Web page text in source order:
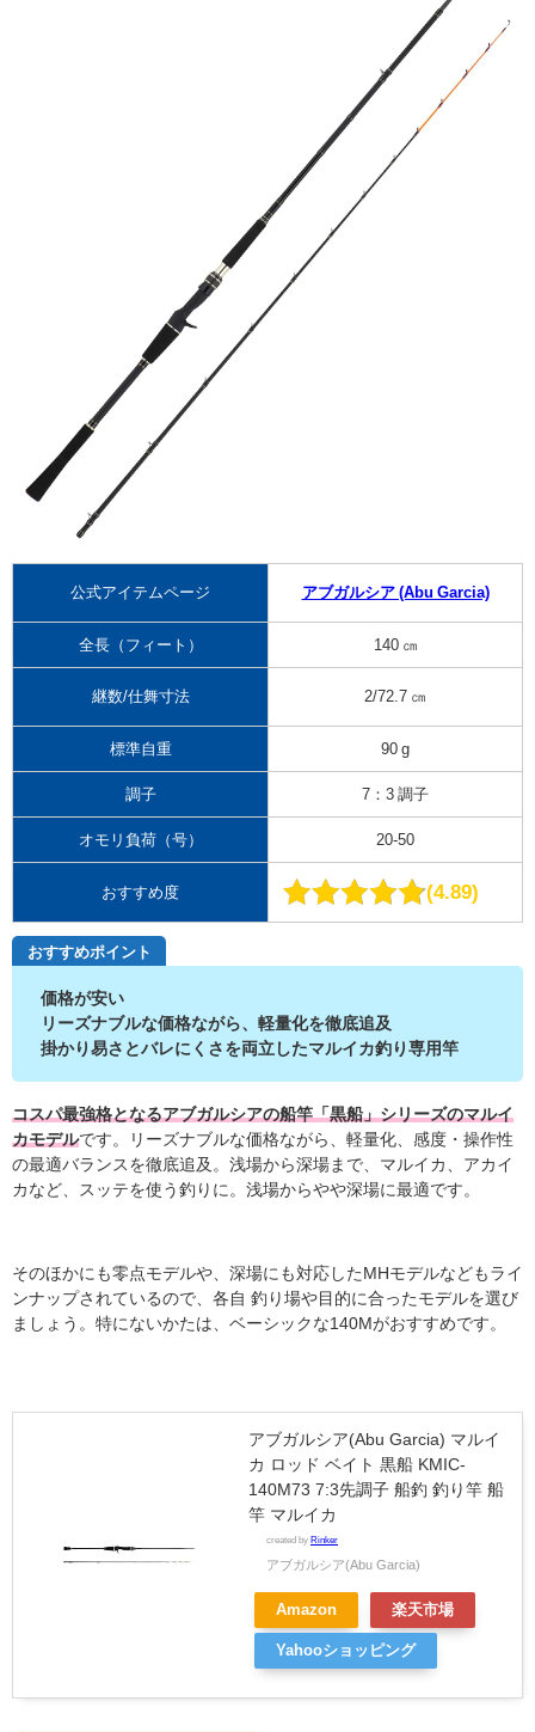
公式アイテムページ アブガルシア (Abu Garcia)
全長（フィート） 140 ㎝
継数/仕舞寸法 2/72.7 ㎝
標準自重 90 g
調子 7：3 調子
オモリ負荷（号） 20-50
おすすめ度 4.89
おすすめポイント
価格が安い
リーズナブルな価格ながら、軽量化を徹底追及
掛かり易さとバレにくさを両立したマルイカ釣り専用竿
コスパ最強格となるアブガルシアの船竿「黒船」シリーズのマルイ
カモデルです 。リーズナブルな価格ながら、軽量化、感度・操作性
の最適バランスを徹底追及。浅場から深場まで、マルイカ、アカイ
カなど、スッテを使う釣りに。浅場からやや深場に最適です。
そのほかにも零点モデルや、深場にも対応したMHモデルなどもライ
ンナップされているので、各自 釣り場や目的に合ったモデルを選び
ましょう。特にないかたは、ベーシックな140Mがおすすめです。
アブガルシア(Abu Garcia) マルイ
カ ロッド ベイト 黒船 KMIC-
140M73 7:3先調子 船釣 釣り竿 船
竿 マルイカ
created by Rinker
アブガルシア(Abu Garcia)
Amazon 楽天市場
Yahooショッピング